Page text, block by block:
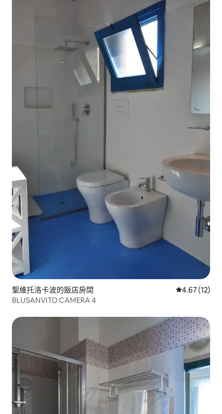
聖維托洛卡波的飯店房間 從 12 則評價
4.67 (12)
BLUSANVITO CAMERA 4